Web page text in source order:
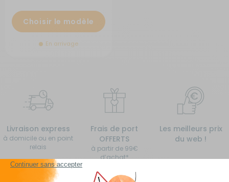
Choisir le modèle
En arrivage
Livraison express
à domicile ou en point
relais
Frais de port
OFFERTS
à partir de 99€
d’achat*
Les meilleurs prix
du web !